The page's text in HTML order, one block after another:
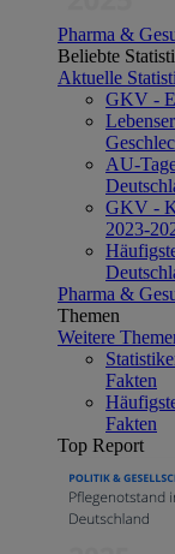
Pharma &
Beliebte
Aktuelle
GKV -
AU-
GKV -
2023-
Pharma &
Themen
Weitere
Fakten
Fakten
Top Report